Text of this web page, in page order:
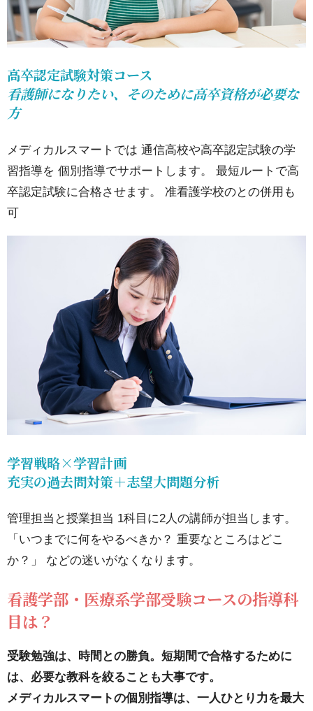
01圧倒
的な実
験テラ
スの生
む）
15.2.
02合格
望大選
15.3.
03合格
率が高
い理由
と過去
問分析
15.4.
04基礎
学力の
徹底
15.5.
目に2
人の講
高卒認定試験対策コース
看護師になりたい、そのために高卒資格が必要な
方
メディカルスマートでは 通信高校や高卒認定試験の学
習指導を 個別指導でサポートします。 最短ルートで高
卒認定試験に合格させます。 准看護学校のとの併用も
可
学習戦略×学習計画
充実の過去問対策＋志望大問題分析
管理担当と授業担当 1科目に2人の講師が担当します。
「いつまでに何をやるべきか？ 重要なところはどこ
か？」 などの迷いがなくなります。
看護学部・医療系学部受験コースの指導科
目は？
受験勉強は、時間との勝負。短期間で合格するために
は、必要な教科を絞ることも大事です。
メディカルスマートの個別指導は、一人ひとり力を最大